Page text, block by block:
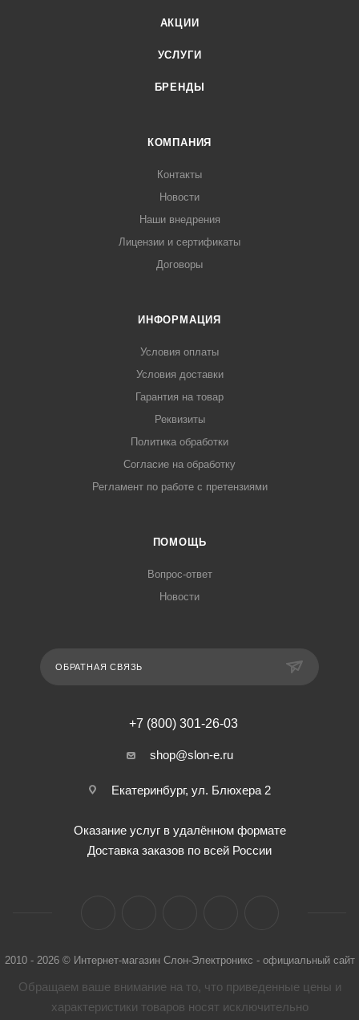
АКЦИИ
УСЛУГИ
БРЕНДЫ
КОМПАНИЯ
Контакты
Новости
Наши внедрения
Лицензии и сертификаты
Договоры
ИНФОРМАЦИЯ
Условия оплаты
Условия доставки
Гарантия на товар
Реквизиты
Политика обработки
Согласие на обработку
Регламент по работе с претензиями
ПОМОЩЬ
Вопрос-ответ
Новости
ОБРАТНАЯ СВЯЗЬ
+7 (800) 301-26-03
shop@slon-e.ru
Екатеринбург, ул. Блюхера 2
Оказание услуг в удалённом формате
Доставка заказов по всей России
2010 - 2026 © Интернет-магазин Слон-Электроникс - официальный сайт
Обращаем ваше внимание на то, что приведенные цены и
характеристики товaров носят исключительно